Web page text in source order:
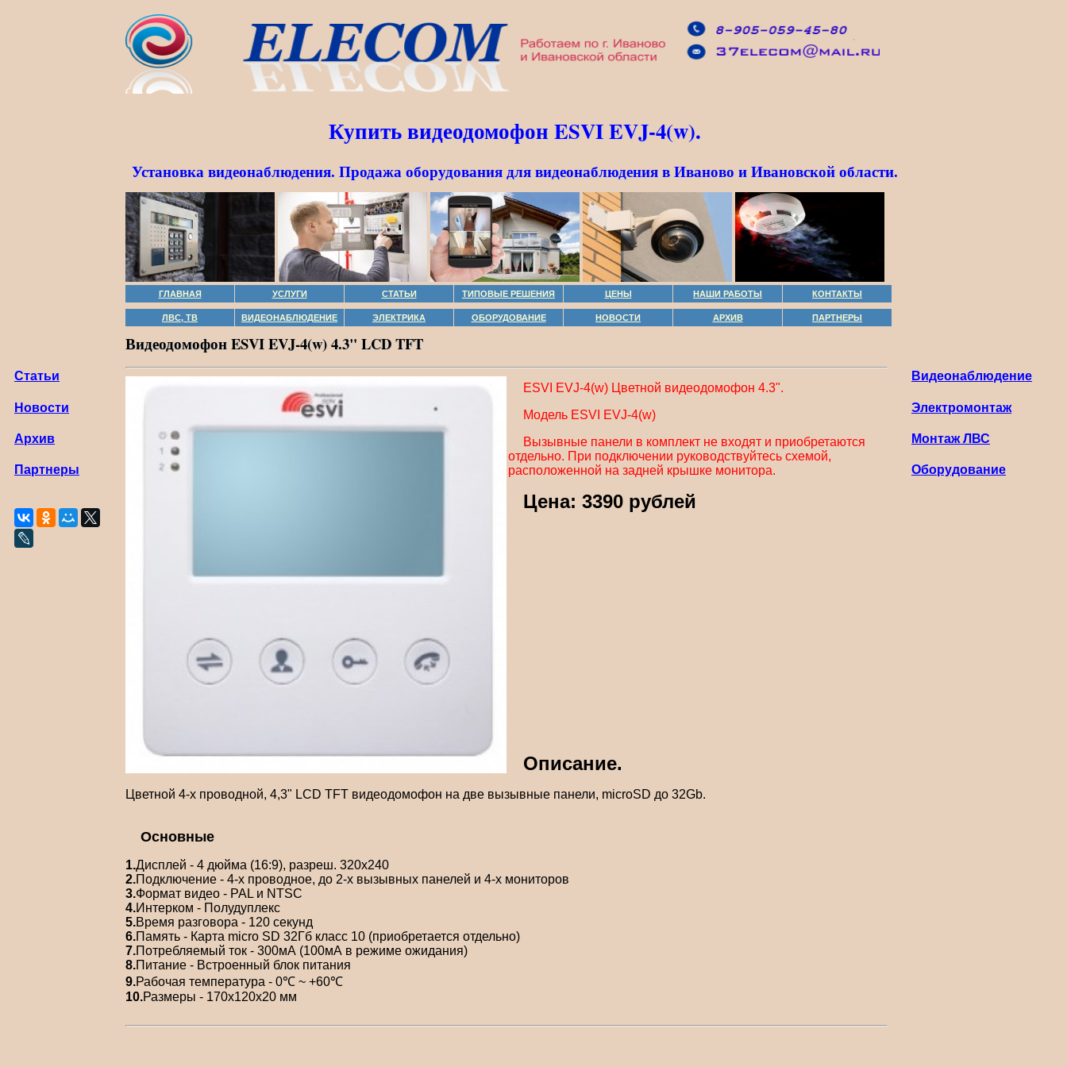
Купить видеодомофон ESVI EVJ-4(w).
Установка видеонаблюдения. Продажа оборудования для видеонаблюдения в Иваново и Ивановской области.
ГЛАВНАЯ УСЛУГИ СТАТЬИ ТИПОВЫЕ РЕШЕНИЯ ЦЕНЫ НАШИ РАБОТЫ КОНТАКТЫ
ЛВС, ТВ ВИДЕОНАБЛЮДЕНИЕ ЭЛЕКТРИКА ОБОРУДОВАНИЕ НОВОСТИ АРХИВ ПАРТНЕРЫ
Статьи
Новости
Архив
Партнеры
Видеонаблюдение
Электромонтаж
Монтаж ЛВС
Оборудование
Видеодомофон ESVI EVJ-4(w) 4.3" LCD TFT
ESVI EVJ-4(w) Цветной видеодомофон 4.3".
Модель ESVI EVJ-4(w)
Вызывные панели в комплект не входят и приобретаются
отдельно. При подключении руководствуйтесь схемой,
расположенной на задней крышке монитора.
Цена: 3390 рублей
Описание.
Цветной 4-x проводной, 4,3" LCD TFT видеодомофон на две вызывные панели, microSD до 32Gb.
Основные
1.Дисплей - 4 дюйма (16:9), разреш. 320х240
2.Подключение - 4-х проводное, до 2-х вызывных панелей и 4-х мониторов
3.Формат видео - PAL и NTSC
4.Интерком - Полудуплекс
5.Время разговора - 120 секунд
6.Память - Карта micro SD 32Гб класс 10 (приобретается отдельно)
7.Потребляемый ток - 300мА (100мА в режиме ожидания)
8.Питание - Встроенный блок питания
9.Рабочая температура - 0℃ ~ +60℃
10.Размеры - 170х120х20 мм